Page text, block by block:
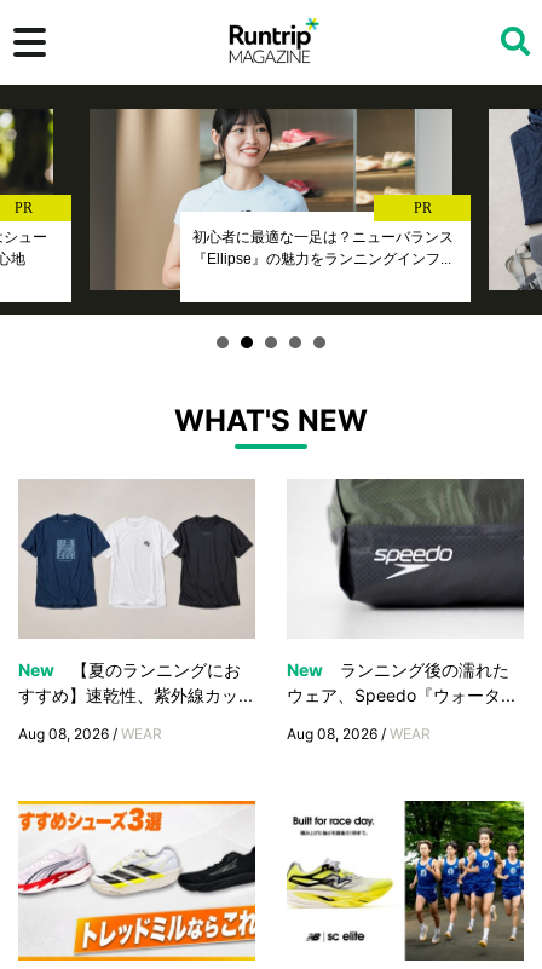
検索
PR
ュー
地
PR
初心者に最適な一足は？ニューバランス
『Ellipse』の魅力をランニングインフ...
WHAT'S NEW
New
【夏のランニングにお
すすめ】速乾性、紫外線カッ...
Aug 08, 2026 / WEAR
New
ランニング後の濡れた
ウェア、Speedo『ウォータ...
Aug 08, 2026 / WEAR